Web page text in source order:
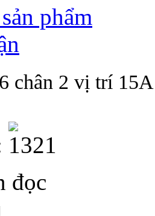
phẩm
chân 2 vị trí
đọc